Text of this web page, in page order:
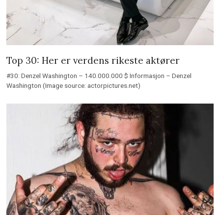
Top 30: Her er verdens rikeste aktører
#30: Denzel Washington – 140.000.000 $ Informasjon – Denzel
Washington (Image source: actorpictures.net)